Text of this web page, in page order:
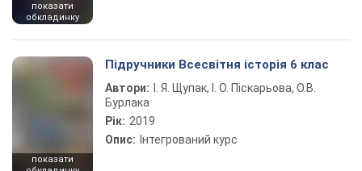
показати
обкладинку
показати
Підручники Всесвітня історія 6 клас
Автори:
І. Я. Щупак, І. О. Піскарьова, О.В.
Бурлака
Рік: 2019
Опис: Інтегрований курс